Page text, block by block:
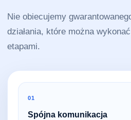
Nie obiecujemy
działania, które można
etapami.
01
Spójna komunikacja